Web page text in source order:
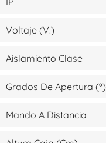
Voltaje (V.)
Aislamiento Clase
Grados De Apertura (º)
Mando A Distancia